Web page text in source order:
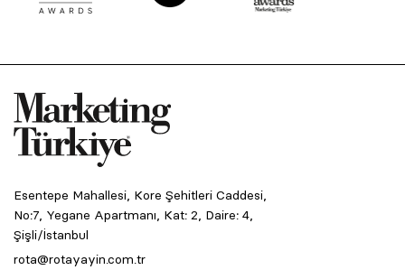
Esentepe Mahallesi, Kore Şehitleri Caddesi,
No:7, Yegane Apartmanı, Kat: 2, Daire: 4,
Şişli/İstanbul
rota@rotayayin.com.tr